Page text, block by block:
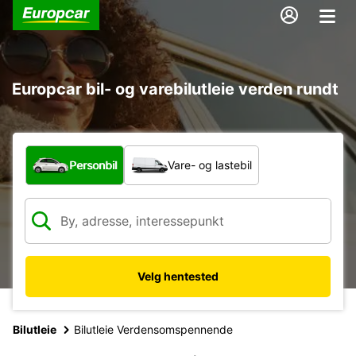
Europcar bil- og varebilutleie verden rundt
Hvilken type bil?
Personbil Vare- og lastebil
Velg hentested
Bilutleie Bilutleie Verdensomspennende